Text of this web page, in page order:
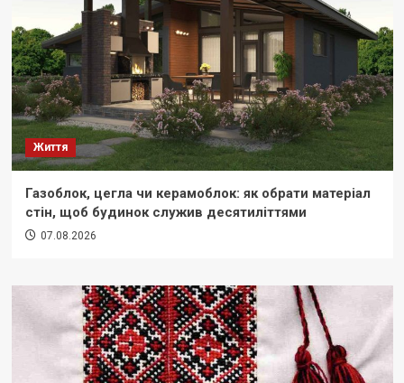
Життя
Газоблок, цегла чи керамоблок: як обрати матеріал
стін, щоб будинок служив десятиліттями
07.08.2026